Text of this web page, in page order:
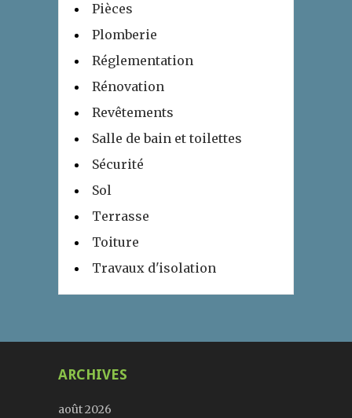
Pièces
Plomberie
Réglementation
Rénovation
Revêtements
Salle de bain et toilettes
Sécurité
Sol
Terrasse
Toiture
Travaux d'isolation
ARCHIVES
août 2026